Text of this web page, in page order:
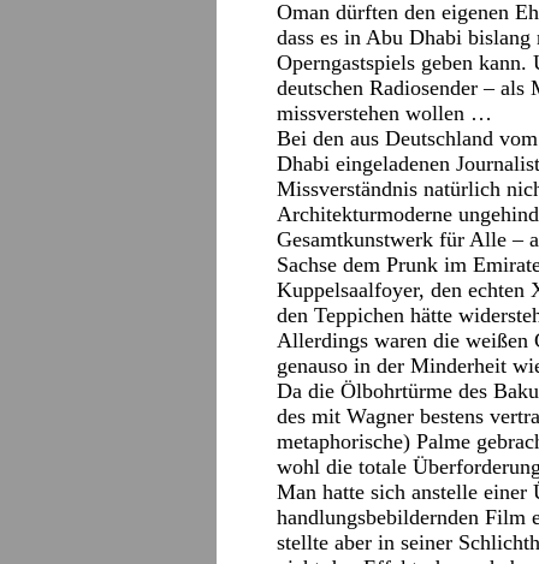
Oman dürften den eigenen
dass es in Abu Dhabi
Operngastspiels geben
deutschen Radiosender – als
missverstehen wollen …
Bei den aus Deutschland
Dhabi eingeladenen
Missverständnis natürlich
Architekturmoderne
Gesamtkunstwerk für Alle –
Sachse dem Prunk im
Kuppelsaalfoyer, den
den Teppichen hätte
Allerdings waren die weißen
genauso in der Minderheit
Da die Ölbohrtürme des
des mit Wagner bestens
metaphorische) Palme
wohl die totale
Man hatte sich anstelle
handlungsbebildernden Film
stellte aber in seiner